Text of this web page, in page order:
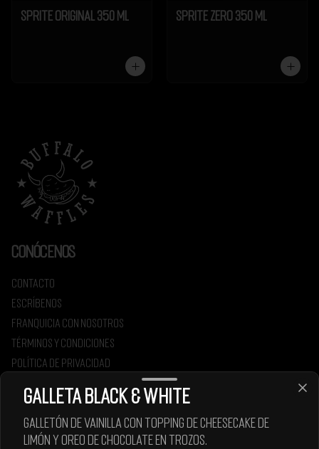
Sprite Original 350 ml Sprite Zero 350 ml
Conócenos
Contacto
Escríbenos
Franquicia con nosotros
Términos y condiciones
Política de privacidad
Redes sociales
Instagram
Facebook
Galleta Black & White
Galletón de vainilla con topping de Cheesecake de
limón y Oreo de chocolate en trozos.